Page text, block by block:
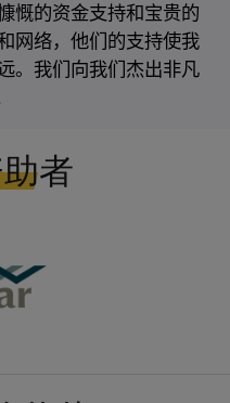
慨的资金支持和宝贵的
网络，他们的支持使我
。我们向我们杰出非凡
者